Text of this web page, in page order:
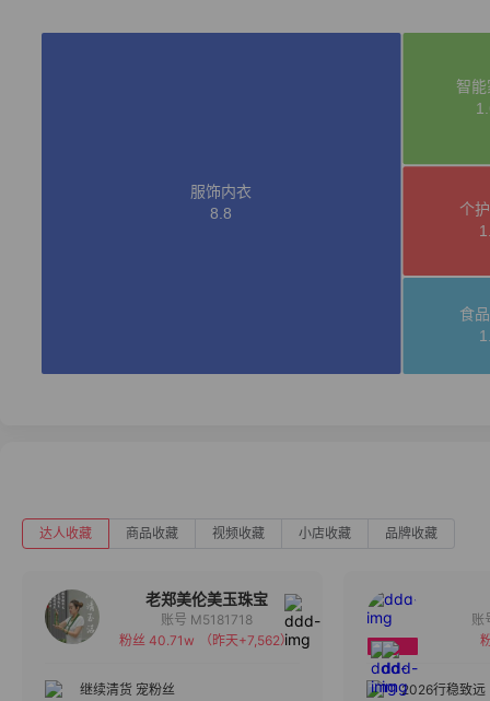
达人收藏 商品收藏 视频收藏 小店收藏 品牌收藏
老郑美伦美玉珠宝
备注
账号 M5181718
粉丝 40.71w
（昨天+7,562）
继续清货 宠粉丝
2026行稳致远